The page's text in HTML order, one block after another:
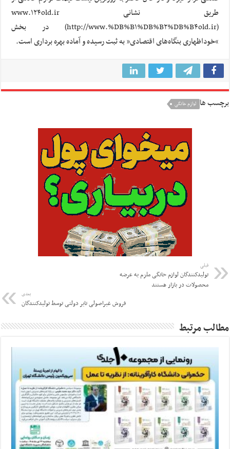
طریق نشانی www.۱۲۴old.ir
(http://www.%DB%B۱%DB%B۲%DB%B۴old.ir) در بخش
“خوداظهاری بنگاه‌های اقتصادی” به ثبت رسیده و آماده بهره برداری است.
برچسب ها لوازم خانگی
قبلی
تولیدکنندگان لوازم خانگی ملزم به عرضه
محصولات در بازار هستند
بعدی
فروش غیراصولی تایر دولتی توسط تولیدکنندگان
مطالب مرتبط